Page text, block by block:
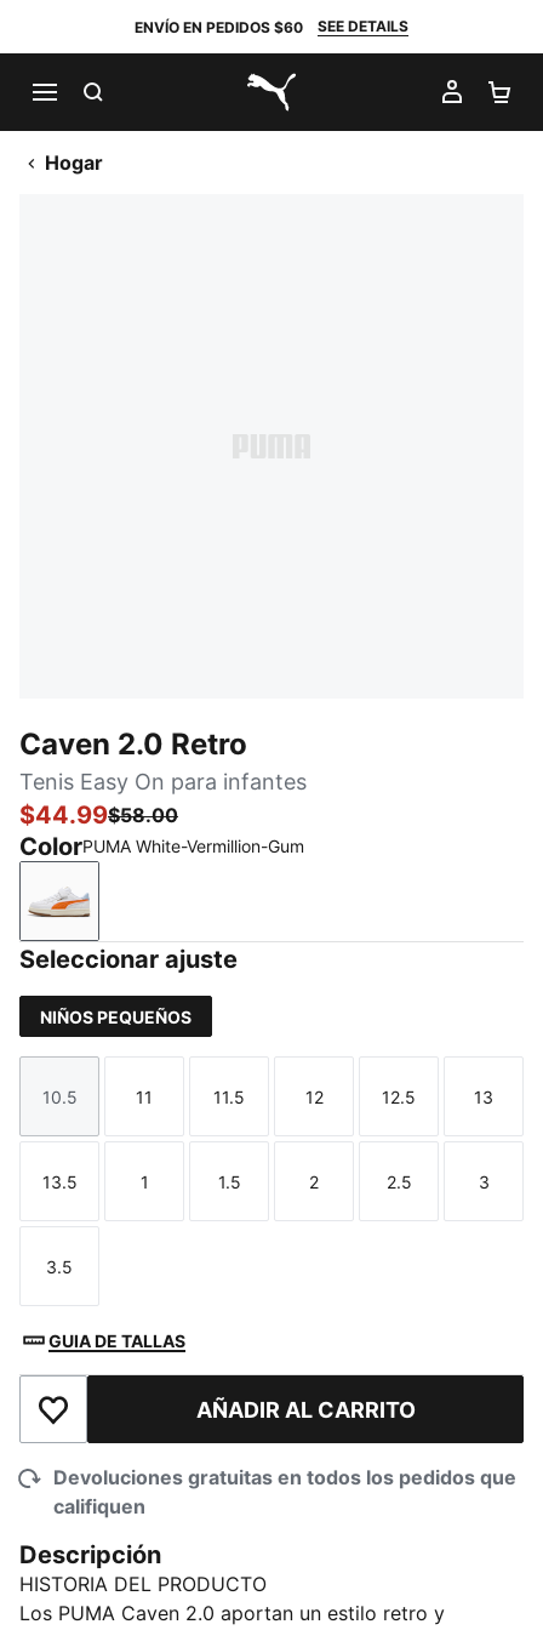
ENVÍO EN PEDIDOS $60 SEE DETAILS
PUMA.com
MI
Hogar
Caven 2.0 Retro
Tenis Easy On para infantes
$44.99$58.00
ColorPUMA White-Vermillion-Gum
PUMA White-Vermillion-Gum
Seleccionar ajuste
NIÑOS PEQUEÑOS
Talla
10.5
Talla
11
Talla
11.5
Talla
12
Talla
12.5
Talla
13
Talla
13.5
Talla
1
Talla
1.5
Talla
2
Talla
2.5
Talla
3
Talla
3.5
GUIA DE TALLAS
Añadir a la lista de deseosAÑADIR AL CARRITO
Devoluciones gratuitas en todos los pedidos que
califiquen
Descripción
HISTORIA DEL PRODUCTO
Los PUMA Caven 2.0 aportan un estilo retro y